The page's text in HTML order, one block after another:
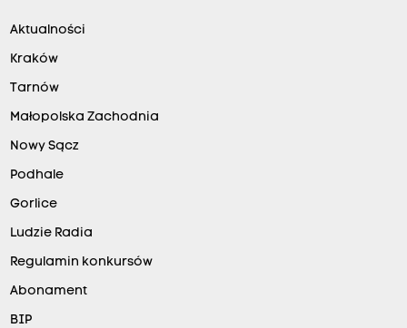
Aktualności
Kraków
Tarnów
Małopolska Zachodnia
Nowy Sącz
Podhale
Gorlice
Ludzie Radia
Regulamin konkursów
Abonament
BIP